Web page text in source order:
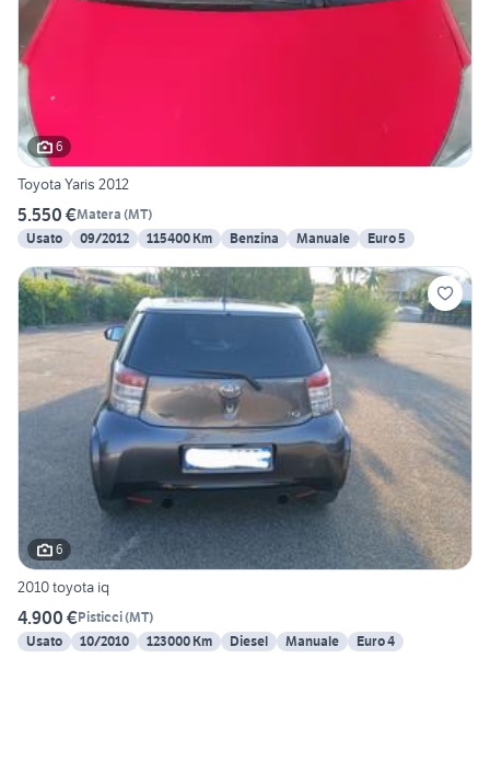
6
Toyota Yaris 2012
5.550 €Matera (MT)
Usato
09/2012 115400 Km Benzina Manuale Euro 5
6
2010 toyota iq
4.900 €Pisticci(MT)
Usato
10/2010 123000 Km Diesel Manuale Euro 4